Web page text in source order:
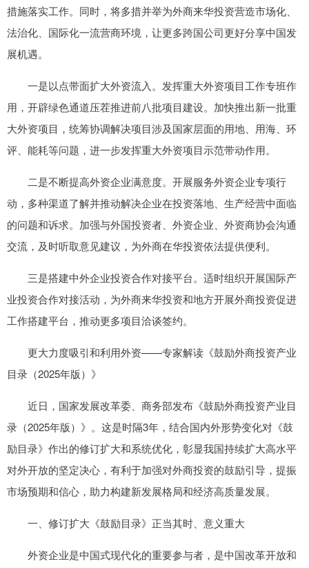
措施落实工作。同时，将多措并举为外商来华投资营造市场化、
法治化、国际化一流营商环境，让更多跨国公司更好分享中国发
展机遇。
一是以点带面扩大外资流入。发挥重大外资项目工作专班作
用，开辟绿色通道压茬推进前八批项目建设。加快推出新一批重
大外资项目，统筹协调解决项目涉及国家层面的用地、用海、环
评、能耗等问题，进一步发挥重大外资项目示范带动作用。
二是不断提高外资企业满意度。开展服务外资企业专项行
动，多种渠道了解并推动解决企业在投资落地、生产经营中面临
的问题和诉求。加强与外国投资者、外资企业、外资商协会沟通
交流，及时听取意见建议，为外商在华投资依法提供便利。
三是搭建中外企业投资合作对接平台。适时组织开展国际产
业投资合作对接活动，为外商来华投资和地方开展外商投资促进
工作搭建平台，推动更多项目洽谈签约。
更大力度吸引和利用外资——专家解读《鼓励外商投资产业
目录（2025年版）》
近日，国家发展改革委、商务部发布《鼓励外商投资产业目
录（2025年版）》。这是时隔3年，结合国内外形势变化对《鼓
励目录》作出的修订扩大和系统优化，彰显我国持续扩大高水平
对外开放的坚定决心，有利于加强对外商投资的鼓励引导，提振
市场预期和信心，助力构建新发展格局和经济高质量发展。
一、修订扩大《鼓励目录》正当其时、意义重大
外资企业是中国式现代化的重要参与者，是中国改革开放和